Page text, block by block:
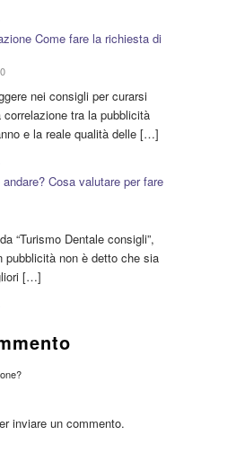
Come fare la richiesta di
nei consigli per curarsi
correlazione tra la pubblicità
e la reale qualità delle […]
Cosa valutare per fare
“Turismo Dentale consigli”,
pubblicità non è detto che sia
[…]
inviare un commento.